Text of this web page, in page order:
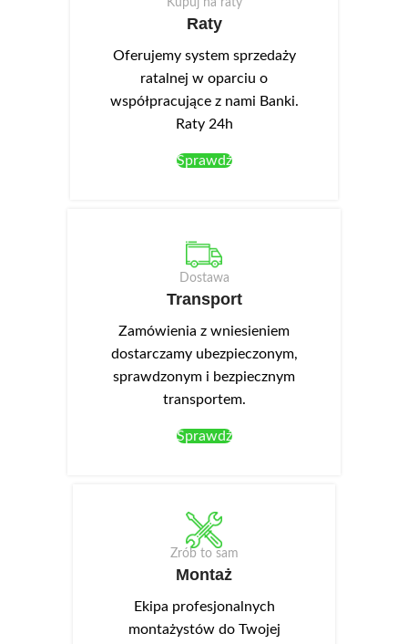
Kupuj na raty
Raty
Oferujemy system sprzedaży
ratalnej w oparciu o
współpracujące z nami Banki.
Raty 24h
Sprawdź
Dostawa
Transport
Zamówienia z wniesieniem
dostarczamy ubezpieczonym,
sprawdzonym i bezpiecznym
transportem.
Sprawdź
Zrób to sam
Montaż
Ekipa profesjonalnych
montażystów do Twojej